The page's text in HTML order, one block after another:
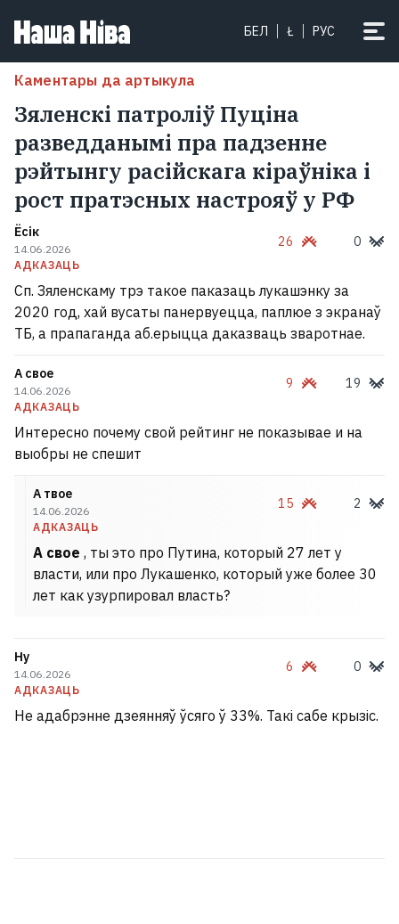
БЕЛ Ł РУС
Каментары да артыкула
Зяленскі патроліў Пуціна
разведданымі пра падзенне
рэйтынгу расійскага кіраўніка і
рост пратэсных настрояў у РФ
Ёсік
14.06.2026
АДКАЗАЦЬ
26 0
Сп. Зяленскаму трэ такое паказаць лукашэнку за
2020 год, хай вусаты панервуецца, паплюе з экранаў
ТБ, а прапаганда аб.ерыцца даказваць зваротнае.
А свое
14.06.2026
АДКАЗАЦЬ
9 19
Интересно почему свой рейтинг не показывае и на
выобры не спешит
А твое
14.06.2026
АДКАЗАЦЬ
15 2
А свое , ты это про Путина, который 27 лет у
власти, или про Лукашенко, который уже более 30
лет как узурпировал власть?
Ну
14.06.2026
АДКАЗАЦЬ
6 0
Не адабрэнне дзеянняў ўсяго ў 33%. Такі сабе крызіс.